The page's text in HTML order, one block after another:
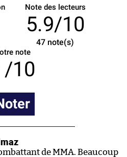
Note des lecteurs
5.9/10
47 note(s)
note
/10
de MMA. Beaucoup